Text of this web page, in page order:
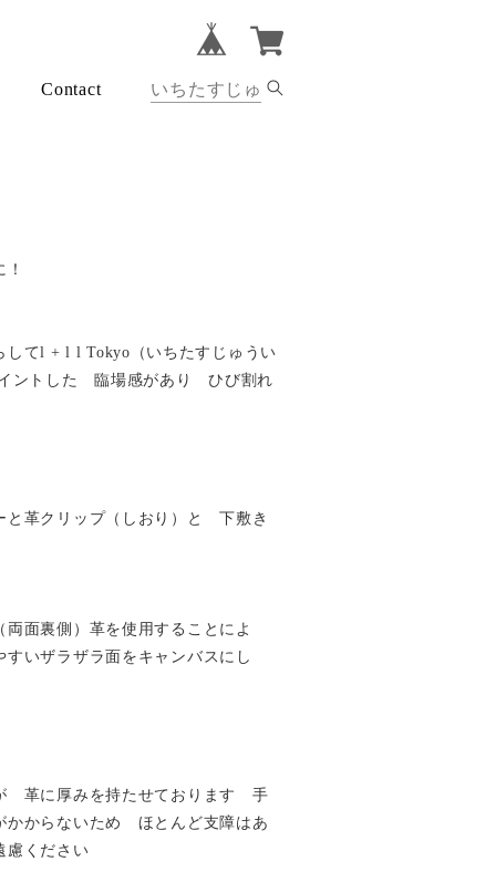
Contact
てl + l l Tokyo（いちたすじゅうい
ントした 臨場感があり ひび割れ
革クリップ（しおり）と 下敷き
面裏側）革を使用することによ
いザラザラ面をキャンバスにし
革に厚みを持たせております 手
かからないため ほとんど支障はあ
慮ください